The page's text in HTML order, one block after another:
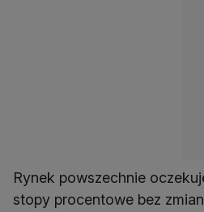
Rynek powszechnie
stopy procentowe bez